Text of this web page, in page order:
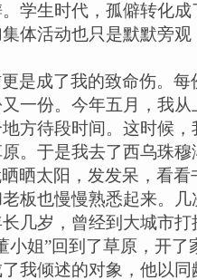
学生时代，孤僻转化
体活动也只是默默旁
是成了我的致命伤。
一份。今年五月，我
方待段时间。这时候
。于是我去了西乌珠
晒太阳，发发呆，看
板也慢慢熟悉起来。
几岁，曾经到大城市
小姐”回到了草原，开
我倾述的对象，他以